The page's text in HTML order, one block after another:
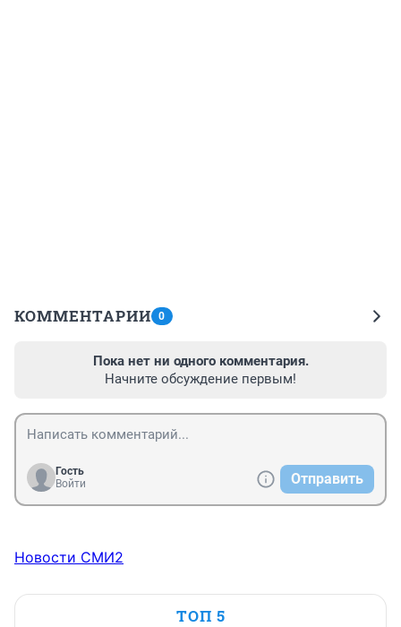
КОММЕНТАРИИ 0
Пока нет ни одного комментария.
Начните обсуждение первым!
Гость
Войти
Отправить
Новости СМИ2
ТОП 5